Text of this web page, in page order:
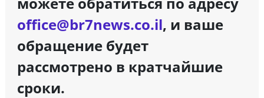
office@br7news.co.il, и ваше
обращение будет
рассмотрено в кратчайшие
сроки.